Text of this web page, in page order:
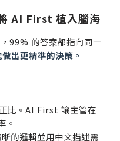
AI First 植入腦海
99% 的答案都指向同一
出更精準的決策。
比。AI First 讓主管在
。
的邏輯並用中文描述需